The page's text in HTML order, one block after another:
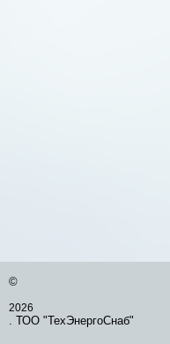
©
2026
. ТОО "ТехЭнергоСнаб"